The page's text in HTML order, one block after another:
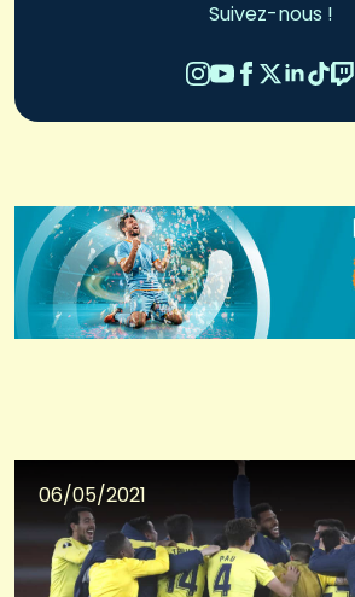
Suivez-nous !
06/05/2021